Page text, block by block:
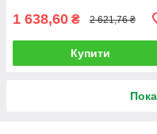
1 638,60 ₴ 2 621,76 ₴
Купити